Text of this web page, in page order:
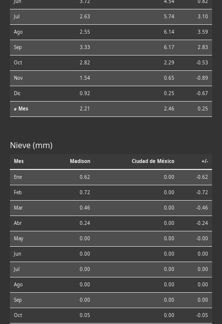
Jun 3.72 4.54 0.82
Jul 2.63 5.74 3.10
Ago 2.55 6.14 3.59
Sep 3.33 6.17 2.83
Oct 2.82 2.29 -0.53
Nov 1.54 0.65 -0.89
Dic 0.92 0.25 -0.67
⌀ Mes 2.21 2.46 0.25
Nieve (mm)
Mes Madison Ciudad de México +/-
Ene 0.62 0.00 -0.62
Feb 0.72 0.00 -0.72
Mar 0.46 0.00 -0.46
Abr 0.24 0.00 -0.24
May 0.00 0.00 -0.00
Jun 0.00 0.00 0.00
Jul 0.00 0.00 0.00
Ago 0.00 0.00 0.00
Sep 0.00 0.00 0.00
Oct 0.05 0.00 -0.05